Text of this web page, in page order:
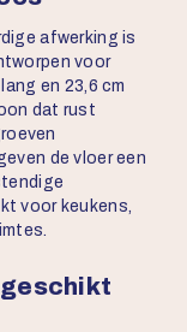
afwerking is
voor
en 23,6 cm
dat rust
de vloer een
voor keukens,